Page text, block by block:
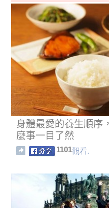
身體最愛的養生順序
麼事一目了然
1101觀看.